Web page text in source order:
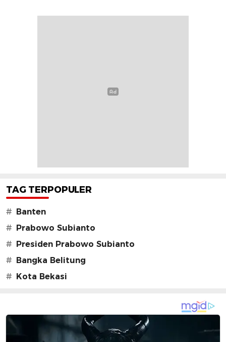
TAG TERPOPULER
# Banten
# Prabowo Subianto
# Presiden Prabowo Subianto
# Bangka Belitung
# Kota Bekasi